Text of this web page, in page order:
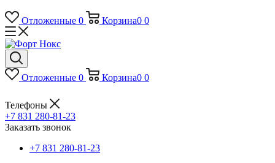
Отложенные 0 Корзина0 0
Отложенные 0 Корзина0 0
Телефоны
+7 831 280-81-23
Заказать звонок
+7 831 280-81-23